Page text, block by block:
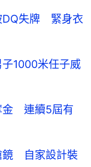
DQ失牌 緊身衣
1000米任子威
金 連續5屆有
鏡 自家設計裝